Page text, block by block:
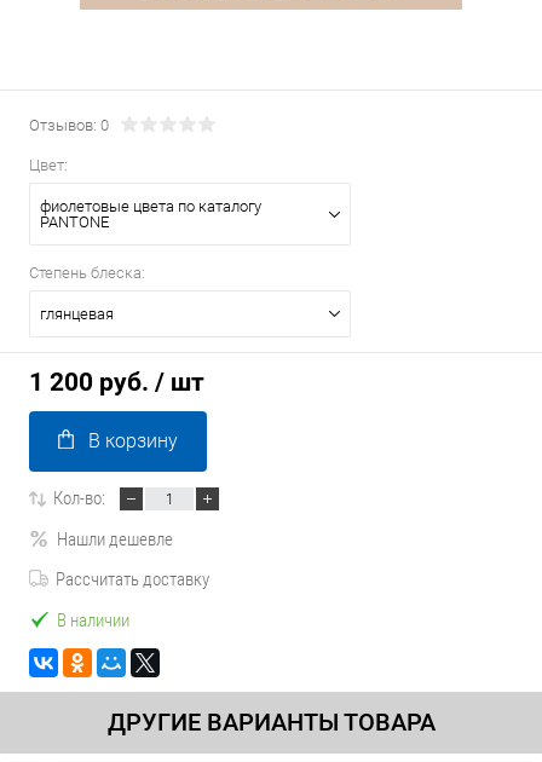
Отзывов: 0
Цвет:
фиолетовые цвета по каталогу
PANTONE
Степень блеска:
глянцевая
1 200 руб. / шт
В корзину
Кол-во:
Нашли дешевле
Рассчитать доставку
В наличии
ДРУГИЕ ВАРИАНТЫ ТОВАРА